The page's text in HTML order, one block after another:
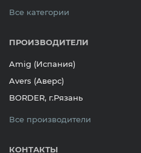
Все категории
ПРОИЗВОДИТЕЛИ
Amig (Испания)
Avers (Аверс)
BORDER, г.Рязань
Все производители
КОНТАКТЫ